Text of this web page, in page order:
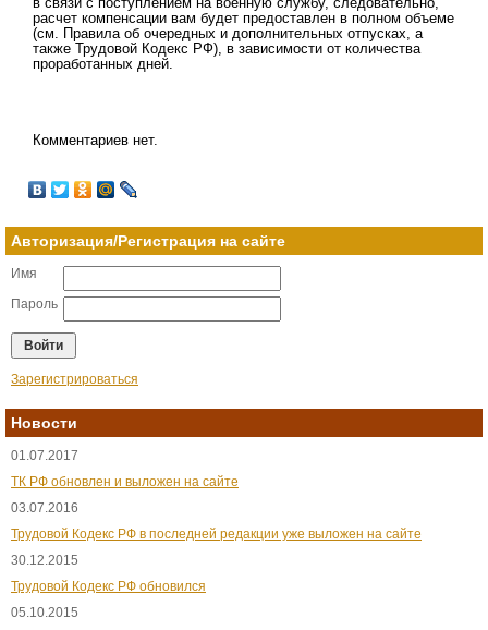
расчет компенсации вам будет предоставлен в полном объеме
(см. Правила об очередных и дополнительных отпусках, а
также Трудовой Кодекс РФ), в зависимости от количества
проработанных дней.
Комментариев нет.
Авторизация/Регистрация на сайте
Имя
Пароль
Зарегистрироваться
Новости
01.07.2017
ТК РФ обновлен и выложен на сайте
03.07.2016
Трудовой Кодекс РФ в последней редакции уже выложен на сайте
30.12.2015
Трудовой Кодекс РФ обновился
05.10.2015